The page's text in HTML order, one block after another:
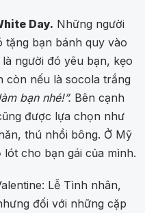
Day. Những người
tặng bạn bánh quy vào
người đó yêu bạn, kẹo
còn nếu là socola trắng
bạn nhé!”. Bên cạnh
được lựa chọn như
thú nhồi bông. Ở Mỹ
cho bạn gái của mình.
Lễ Tình nhân,
đối với những cặp